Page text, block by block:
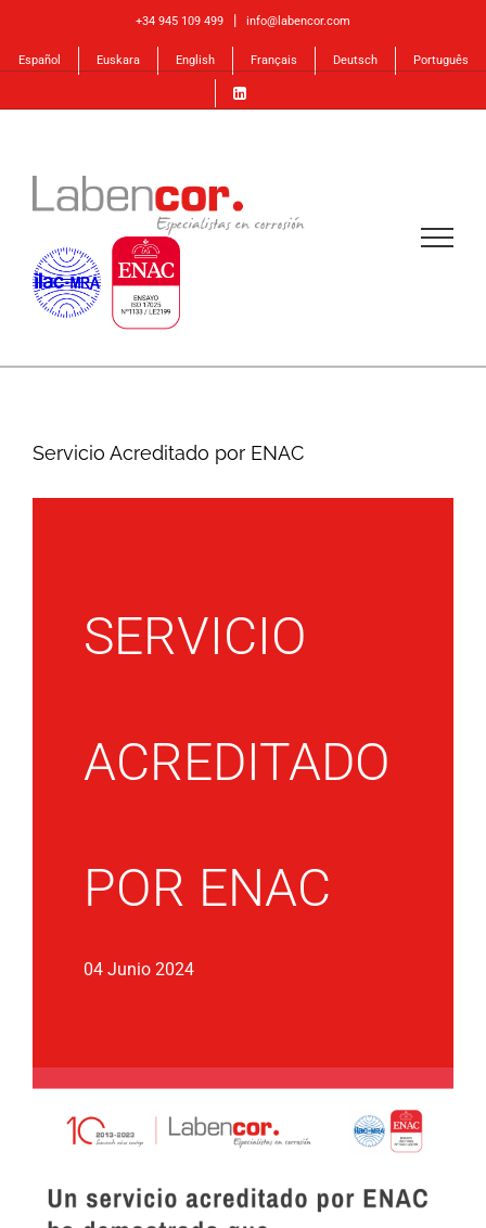
+34 945 109 499 | info@labencor.com
Español Euskara English Français Deutsch Português
Servicio Acreditado por ENAC
SERVICIO
ACREDITADO
POR ENAC
04 Junio 2024